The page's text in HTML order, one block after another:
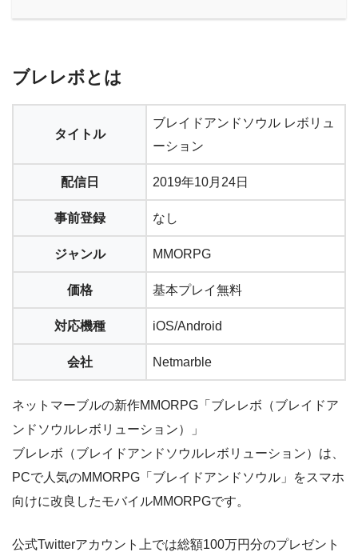
ブレレボとは
タイトル
ブレイドアンドソウル レボリュ
ーション
配信日 2019年10月24日
事前登録 なし
ジャンル MMORPG
価格 基本プレイ無料
対応機種 iOS/Android
会社 Netmarble
ネットマーブルの新作MMORPG「ブレレボ（ブレイドア
ンドソウルレボリューション）」
ブレレボ（ブレイドアンドソウルレボリューション）は、
PCで人気のMMORPG「ブレイドアンドソウル」をスマホ
向けに改良したモバイルMMORPGです。
公式Twitterアカウント上では総額100万円分のプレゼント